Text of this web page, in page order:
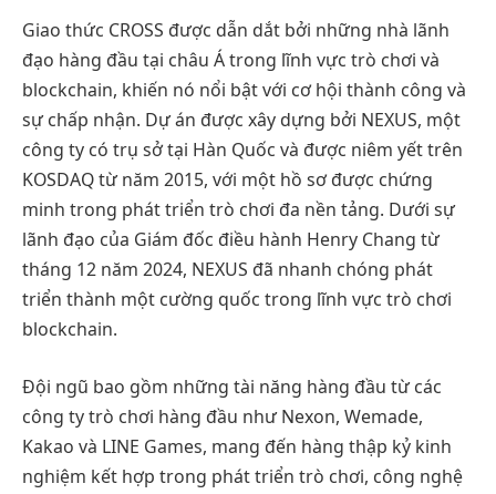
Giao thức CROSS được dẫn dắt bởi những nhà lãnh
đạo hàng đầu tại châu Á trong lĩnh vực trò chơi và
blockchain, khiến nó nổi bật với cơ hội thành công và
sự chấp nhận. Dự án được xây dựng bởi NEXUS, một
công ty có trụ sở tại Hàn Quốc và được niêm yết trên
KOSDAQ từ năm 2015, với một hồ sơ được chứng
minh trong phát triển trò chơi đa nền tảng. Dưới sự
lãnh đạo của Giám đốc điều hành Henry Chang từ
tháng 12 năm 2024, NEXUS đã nhanh chóng phát
triển thành một cường quốc trong lĩnh vực trò chơi
blockchain.
Đội ngũ bao gồm những tài năng hàng đầu từ các
công ty trò chơi hàng đầu như Nexon, Wemade,
Kakao và LINE Games, mang đến hàng thập kỷ kinh
nghiệm kết hợp trong phát triển trò chơi, công nghệ